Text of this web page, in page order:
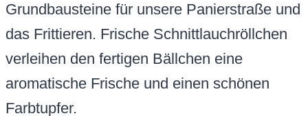
Grundbausteine für unsere Panierstraße und
das Frittieren. Frische Schnittlauchröllchen
verleihen den fertigen Bällchen eine
aromatische Frische und einen schönen
Farbtupfer.